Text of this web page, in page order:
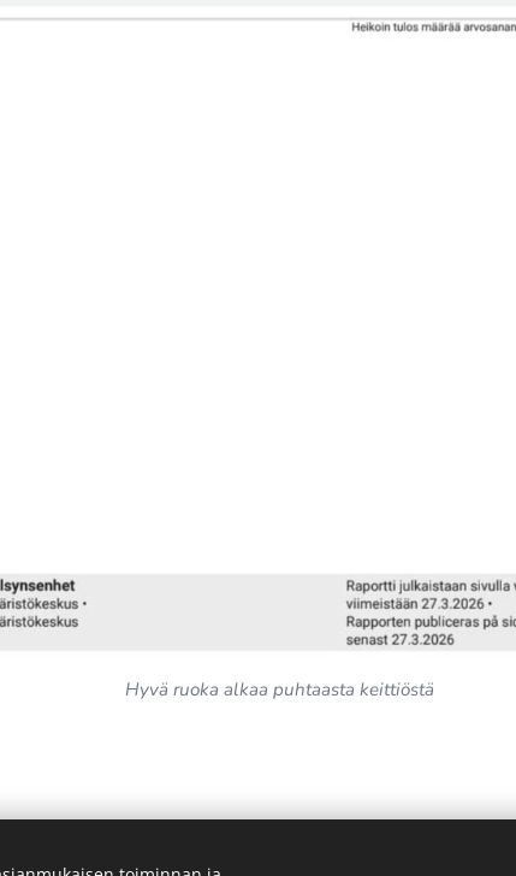
Hyvä ruoka alkaa puhtaasta keittiöstä